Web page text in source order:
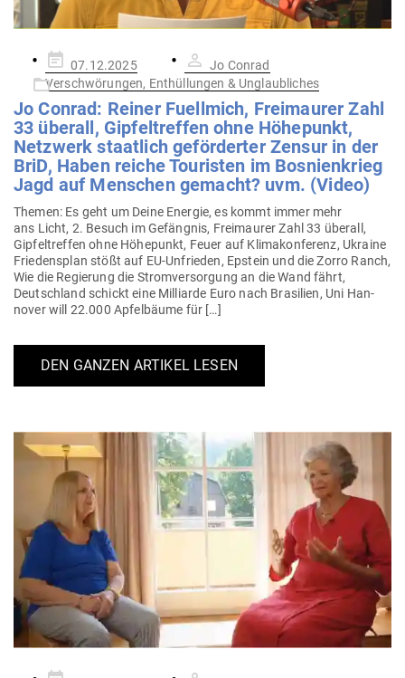
Gepostet
am
07.12.2025
Jo Conrad
Verschwörungen, Enthüllungen & Unglaubliches
Jo Conrad: Reiner Fuellmich, Frei­maurer Zahl
33 überall, Gip­fel­treffen ohne Höhe­punkt,
Netzwerk staatlich geför­derter Zensur in der
BriD, Haben reiche Tou­risten im Bos­ni­en­krieg
Jagd auf Men­schen gemacht? uvm. (Video)
Themen: Es geht um Deine Energie, es kommt immer mehr
ans Licht, 2. Besuch im Gefängnis, Frei­maurer Zahl 33 überall,
Gip­fel­treffen ohne Höhe­punkt, Feuer auf Kli­ma­kon­ferenz, Ukraine
Frie­densplan stößt auf EU-Unfrieden, Epstein und die Zorro Ranch,
Wie die Regierung die Strom­ver­sorgung an die Wand fährt,
Deutschland schickt eine Mil­liarde Euro nach Bra­silien, Uni Han­
nover will 22.000 Apfel­bäume für […]
DEN GANZEN ARTIKEL LESEN